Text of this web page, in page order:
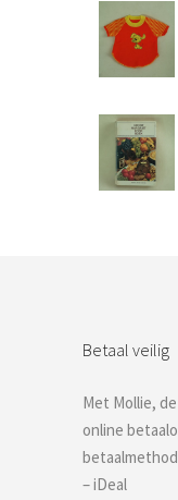
Betaal veilig
Met Mollie,
online
– iDeal